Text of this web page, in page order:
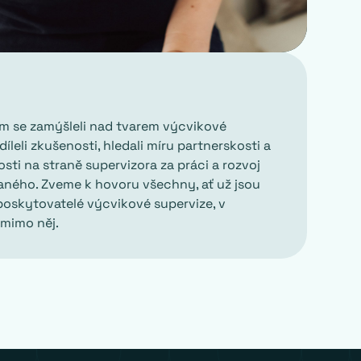
se zamýšleli nad tvarem výcvikové
zkušenosti, hledali míru partnerskosti a
na straně supervizora za práci a rozvoj
Zveme k hovoru všechny, ať už jsou
výcvikové supervize, v
něj.